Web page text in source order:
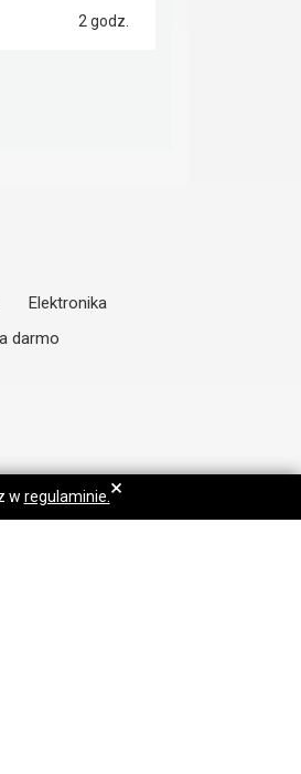
2 godz.
Elektronika
darmo
w regulaminie. ×